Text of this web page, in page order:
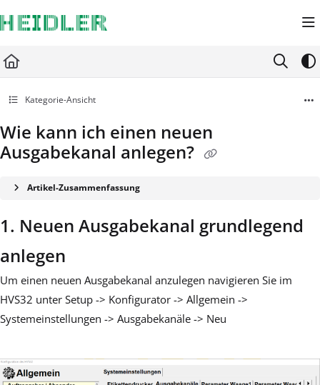
Fetch the complete documentation index at:
https://docs.heidler-strichcode.de/
Use this file to discover all available pages before exploring further.
Kategorie-Ansicht
Wie kann ich einen neuen
Ausgabekanal anlegen?
Artikel-Zusammenfassung
1. Neuen Ausgabekanal grundlegend
anlegen
Um einen neuen Ausgabekanal anzulegen navigieren Sie im
HVS32 unter Setup -> Konfigurator -> Allgemein ->
Systemeinstellungen -> Ausgabekanäle -> Neu